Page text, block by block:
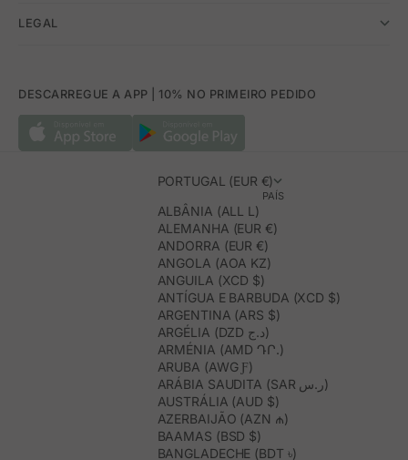
LEGAL
DESCARREGUE A APP | 10% NO PRIMEIRO PEDIDO
PORTUGAL (EUR €)
PAÍS
ALBÂNIA (ALL L)
ALEMANHA (EUR €)
ANDORRA (EUR €)
ANGOLA (AOA KZ)
ANGUILA (XCD $)
ANTÍGUA E BARBUDA (XCD $)
ARGENTINA (ARS $)
ARGÉLIA (DZD د.ج)
ARMÉNIA (AMD ԴՐ.)
ARUBA (AWG Ƒ)
ARÁBIA SAUDITA (SAR ر.س)
AUSTRÁLIA (AUD $)
AZERBAIJÃO (AZN ₼)
BAAMAS (BSD $)
BANGLADECHE (BDT ৳)